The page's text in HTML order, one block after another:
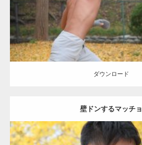
ダウンロード
ダウンロード
壁ドンするマッチョ